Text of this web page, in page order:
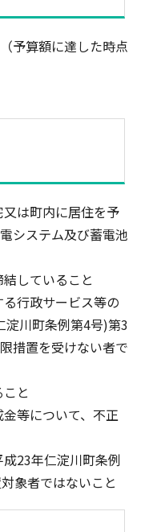
予算額に達した時点
は町内に居住を予
システム及び蓄電池
していること
行政サービス等の
淀川町条例第4号)第3
措置を受けない者で
と
等について、不正
23年仁淀川町条例
象者ではないこと